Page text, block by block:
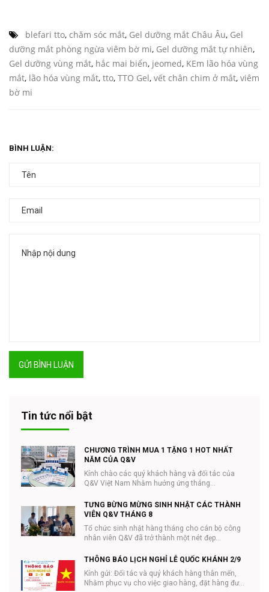
blefari tto, chăm sóc mắt, Gel dưỡng mắt Châu Âu, Gel
dưỡng mắt phòng ngừa viêm bờ mi, Gel dưỡng mắt tự nhiên,
Gel dưỡng vùng mắt, hắc mai biển, jeomed, KEm lão hóa vùng
mắt, lão hóa vùng mắt, tto, TTO Gel, vết chân chim ở mắt, viêm
bờ mi
BÌNH LUẬN:
GỬI BÌNH LUẬN
Tin tức nổi bật
CHƯƠNG TRÌNH MUA 1 TẶNG 1 HOT NHẤT
NĂM CỦA Q&V
Kính chào các quý khách hàng và đối tác của
Q&V Việt Nam Nhằm hưởng ứng tháng
TƯNG BỪNG MỪNG SINH NHẬT CÁC THÀNH
VIÊN Q&V THÁNG 8
Tổ chức sinh nhật hàng tháng cho cán bộ công
nhân viên Q&V đã trở thành một nét đẹp...
THÔNG BÁO LỊCH NGHỈ LỄ QUỐC KHÁNH 2/9
Kính gửi: Đối tác và quý khách hàng thân mến,
Nhằm phục vụ cho việc giao hàng, đặt hàng được